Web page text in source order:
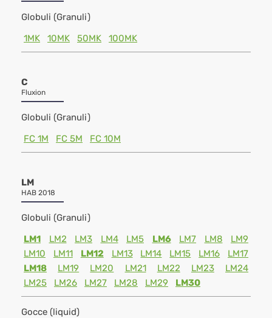
Globuli (Granuli)
1MK
10MK 50MK 100MK
C
Fluxion
Globuli (Granuli)
FC 1M
FC 5M FC 10M
LM
HAB 2018
Globuli (Granuli)
LM1
LM2 LM3 LM4 LM5 LM6 LM7 LM8
LM9
LM10
LM11 LM12 LM13 LM14 LM15 LM16
LM17
LM18
LM19 LM20 LM21 LM22 LM23
LM24
LM25
LM26 LM27 LM28 LM29 LM30
Gocce (liquid)